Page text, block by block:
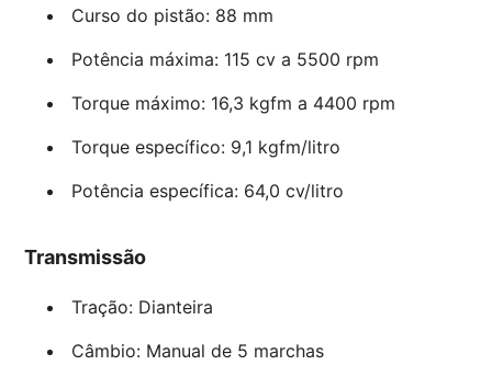
Curso do pistão: 88 mm
Potência máxima: 115 cv a 5500 rpm
Torque máximo: 16,3 kgfm a 4400 rpm
Torque específico: 9,1 kgfm/litro
Potência específica: 64,0 cv/litro
Transmissão
Tração: Dianteira
Câmbio: Manual de 5 marchas